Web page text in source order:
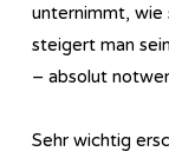
unternimmt, wie
steigert man
– absolut
Sehr wichtig